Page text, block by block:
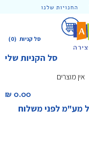
החנויות שלנו
(0) סל קניות
סל הקניות שלי
אין מוצרים
0.00 ₪‎
מע"מ לפני משלוח